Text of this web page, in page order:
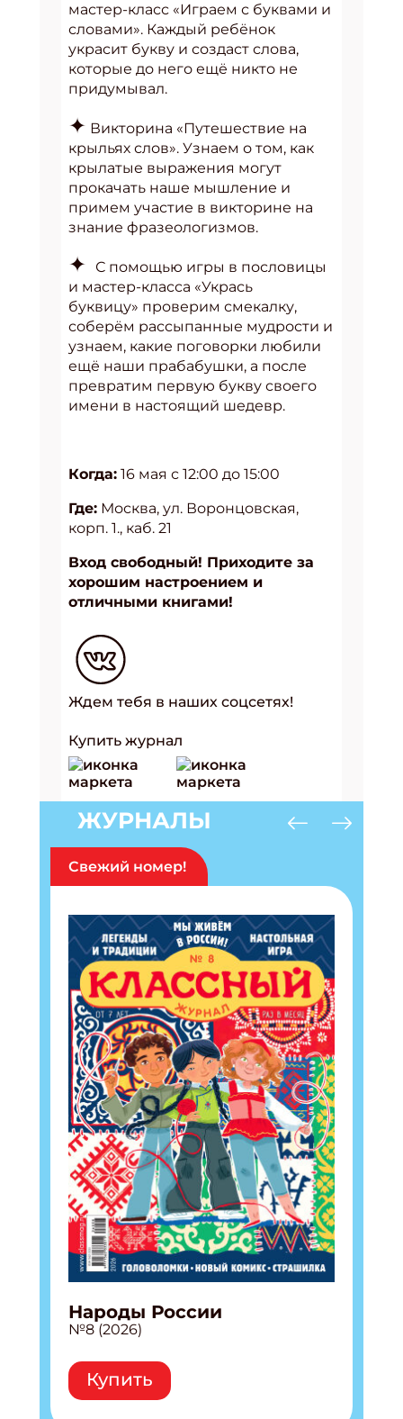
мастер-класс «Играем с буквами и
словами». Каждый ребёнок
украсит букву и создаст слова,
которые до него ещё никто не
придумывал.
✦ Викторина «Путешествие на
крыльях слов». Узнаем о том, как
крылатые выражения могут
прокачать наше мышление и
примем участие в викторине на
знание фразеологизмов.
✦
С помощью игры в пословицы
и мастер-класса «Укрась
буквицу» проверим смекалку,
соберём рассыпанные мудрости и
узнаем, какие поговорки любили
ещё наши прабабушки, а после
превратим первую букву своего
имени в настоящий шедевр.
Когда: 16 мая с 12:00 до 15:00
Где: Москва, ул. Воронцовская,
корп. 1., каб. 21
Вход свободный! Приходите за
хорошим настроением и
отличными книгами!
Ждем тебя в наших соцсетях!
Купить журнал
ЖУРНАЛЫ
Свежий номер!
Народы России
№8 (2026)
Купить
Подпишись на рассылку
Получи электронный "Классный журнал" в
подарок!
Укажите имя
Укажите Ваш Email
ПОДПИСАТЬСЯ